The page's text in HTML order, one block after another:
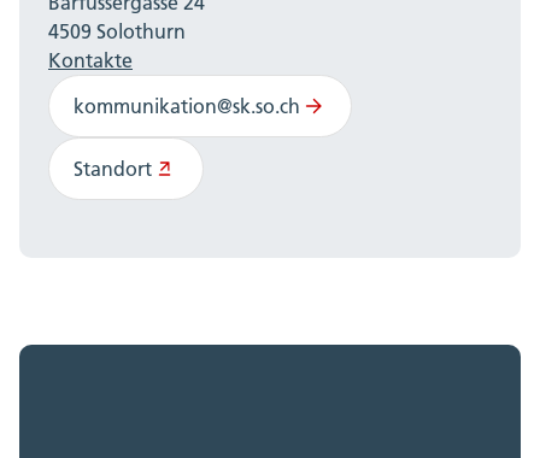
4509 Solothurn
Kontakte
kommunikation@sk.so.ch
Standort